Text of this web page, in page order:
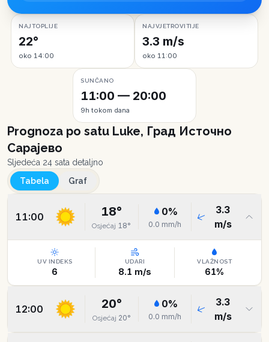
NAJTOPLIJE
22°
oko 14:00
NAJVJETROVITIJE
3.3 m/s
oko 11:00
SUNČANO
11:00 — 20:00
9h tokom dana
Prognoza po satu Luke, Град Источно
Сарајево
Sljedeća 24 sata detaljno
Tabela
Graf
11:00 18°
Osjećaj 18°
0%
0.0 mm/h
3.3
m/s
UV INDEKS
6
UDARI
8.1 m/s
VLAŽNOST
61%
12:00 20°
Osjećaj 20°
0%
0.0 mm/h
3.3
m/s